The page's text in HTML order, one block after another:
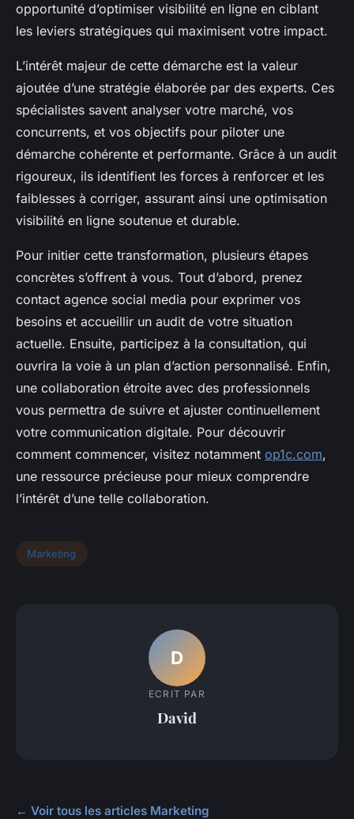
opportunité d’optimiser visibilité en ligne en ciblant
les leviers stratégiques qui maximisent votre impact.
L’intérêt majeur de cette démarche est la valeur
ajoutée d’une stratégie élaborée par des experts. Ces
spécialistes savent analyser votre marché, vos
concurrents, et vos objectifs pour piloter une
démarche cohérente et performante. Grâce à un audit
rigoureux, ils identifient les forces à renforcer et les
faiblesses à corriger, assurant ainsi une optimisation
visibilité en ligne soutenue et durable.
Pour initier cette transformation, plusieurs étapes
concrètes s’offrent à vous. Tout d’abord, prenez
contact agence social media pour exprimer vos
besoins et accueillir un audit de votre situation
actuelle. Ensuite, participez à la consultation, qui
ouvrira la voie à un plan d’action personnalisé. Enfin,
une collaboration étroite avec des professionnels
vous permettra de suivre et ajuster continuellement
votre communication digitale. Pour découvrir
comment commencer, visitez notamment op1c.com,
une ressource précieuse pour mieux comprendre
l’intérêt d’une telle collaboration.
Marketing
D
ECRIT PAR
David
← Voir tous les articles Marketing